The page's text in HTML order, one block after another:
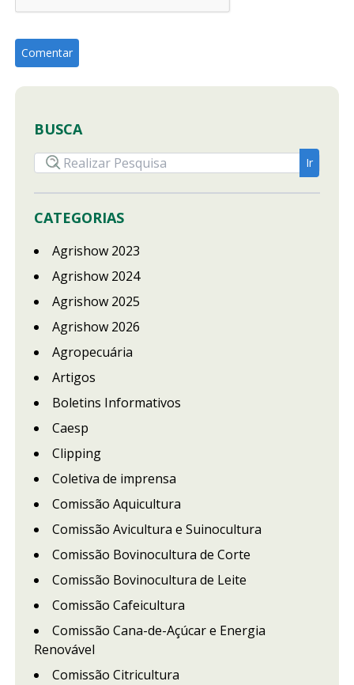
BUSCA
CATEGORIAS
Agrishow 2023
Agrishow 2024
Agrishow 2025
Agrishow 2026
Agropecuária
Artigos
Boletins Informativos
Caesp
Clipping
Coletiva de imprensa
Comissão Aquicultura
Comissão Avicultura e Suinocultura
Comissão Bovinocultura de Corte
Comissão Bovinocultura de Leite
Comissão Cafeicultura
Comissão Cana-de-Açúcar e Energia
Renovável
Comissão Citricultura